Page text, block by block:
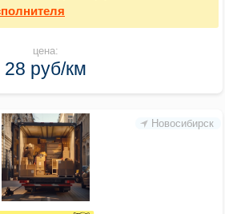
цена:
28 руб/км
Новосибирск